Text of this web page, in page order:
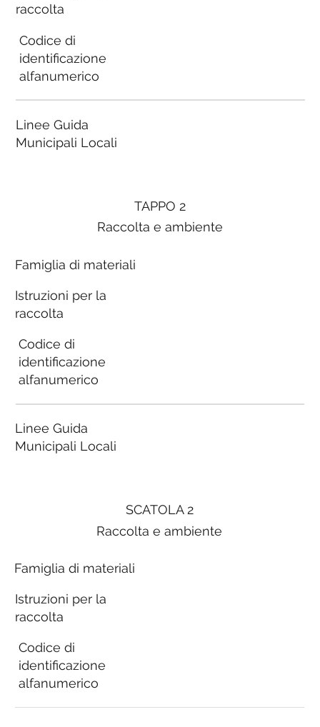
raccolta
Codice di
identificazione
alfanumerico
Linee Guida
Municipali Locali
SCATOLA 2
Raccolta e ambiente
Famiglia di materiali
Istruzioni per la
raccolta
Codice di
identificazione
alfanumerico
TAPPO 2
Raccolta e ambiente
Famiglia di materiali
Istruzioni per la
raccolta
Codice di
identificazione
alfanumerico
Linee Guida
Municipali Locali